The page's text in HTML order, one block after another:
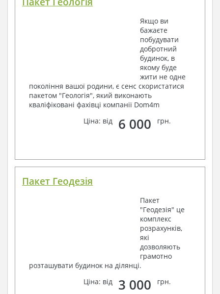
Якщо ви
бажаєте
побудувати
добротний
будинок, в
якому буде
жити не одне
покоління вашої родини, є сенс скористатися
пакетом "Геологія", який виконають
кваліфіковані фахівці компанії Dom4m
Ціна: від
6 000 грн.
Пакет Геодезія
Пакет
"Геодезія" це
комплекс
розрахунків,
які
дозволяють
грамотно
розташувати будинок на ділянці.
Ціна: від
3 000 грн.